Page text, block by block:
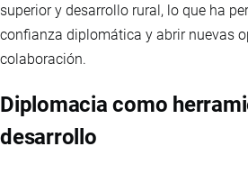
superior y desarrollo rural, lo que ha
confianza diplomática y abrir nuevas
colaboración.
Diplomacia como
desarrollo